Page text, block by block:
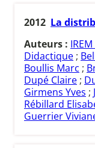
2012 La
Auteurs :
Didactique ;
Boullis Marc ;
Dupé Claire ;
Girmens Yves ;
Rébillard
Guerrier